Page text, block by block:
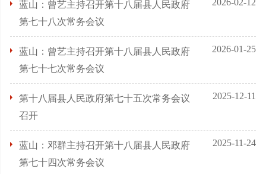
蓝山：曾艺主持召开第十八届县人民政府
第七十八次常务会议
2026-02-12
蓝山：曾艺主持召开第十八届县人民政府
第七十七次常务会议
2026-01-25
第十八届县人民政府第七十五次常务会议
召开
2025-12-11
蓝山：邓群主持召开第十八届县人民政府
第七十四次常务会议
2025-11-24